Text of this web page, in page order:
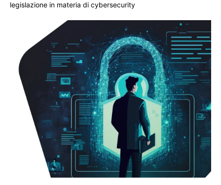
legislazione in materia di cybersecurity